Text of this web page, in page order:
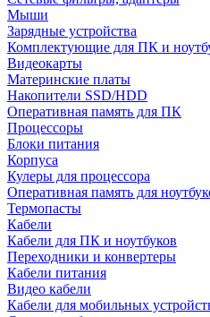
Мыши
Зарядные устройства
Комплектующие для ПК и
Видеокарты
Материнские платы
Накопители SSD/HDD
Оперативная память для ПК
Процессоры
Блоки питания
Корпуса
Кулеры для процессора
Оперативная память для
Термопасты
Кабели
Кабели для ПК и ноутбуков
Переходники и конвертеры
Кабели питания
Видео кабели
Кабели для мобильных